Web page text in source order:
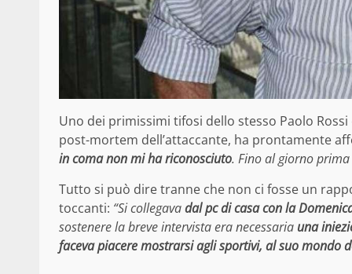
Uno dei primissimi tifosi dello stesso Paolo
post-mortem dell’attaccante, ha prontamente
in coma non mi ha riconosciuto. Fino al giorno
Tutto si può dire tranne che non ci fosse un
toccanti: “Si collegavadal pc di casa con la
sostenere la breve intervista era necessaria una
faceva piacere mostrarsi agli sportivi, al suo mondo